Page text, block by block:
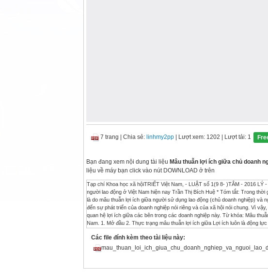
7 trang Chia sẻ: linhmy2pp | Lượt xem: 1202 | Lượt tải: 1
Bạn đang xem nội dung tài liệu Mâu thuẫn lợi ích giữa chủ doanh
liệu về máy bạn click vào nút DOWNLOAD ở trên
Tạp chí Khoa học xã hộiTRIẾT Việt Nam, - LUẬT số 1(9 8- )TÂM - 2016 LÝ
người lao động ở Việt Nam hiện nay Trần Thị Bích Huệ * Tóm tắt: Trong
là do mâu thuẫn lợi ích giữa người sử dụng lao động (chủ doanh nghiệp) và
đến sự phát triển của doanh nghiệp nói riêng và của xã hội nói chung. Vì
quan hệ lợi ích giữa các bên trong các doanh nghiệp này. Từ khóa: Mâu
Nam. 1. Mở đầu 2. Thực trạng mâu thuẫn lợi ích giữa Lợi ích luôn là động
kiện kinh tế thị trường, khi sự hài hòa lợi ích giữa các thành viên trong sức
hội. Sự hài hòa trên thị trường, người mua và người bán này không được
mình, ổn định, không phát triển được. Trong điều người lao động muốn bán
sáng tạo của mỗi người. sức lao động với giá rẻ nhất nhằm tăng lợi Tuy
Các file đính kèm theo tài liệu này: